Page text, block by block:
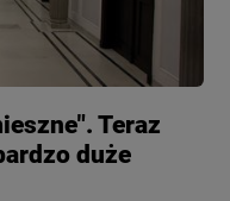
Teraz
duże